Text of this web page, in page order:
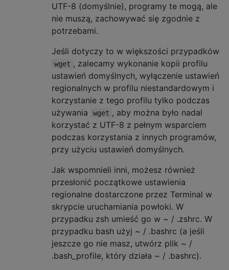
UTF-8 (domyślnie), programy te mogą, ale
nie muszą, zachowywać się zgodnie z
potrzebami.
Jeśli dotyczy to w większości przypadków
wget , zalecamy wykonanie kopii profilu
ustawień domyślnych, wyłączenie ustawień
regionalnych w profilu niestandardowym i
korzystanie z tego profilu tylko podczas
używania
wget , aby można było nadal
korzystać z UTF-8 z pełnym wsparciem
podczas korzystania z innych programów,
przy użyciu ustawień domyślnych.
Jak wspomnieli inni, możesz również
przesłonić początkowe ustawienia
regionalne dostarczone przez Terminal w
skrypcie uruchamiania powłoki. W
przypadku zsh umieść go w ~ / .zshrc. W
przypadku bash użyj ~ / .bashrc (a jeśli
jeszcze go nie masz, utwórz plik ~ /
.bash_profile, który działa ~ / .bashrc).